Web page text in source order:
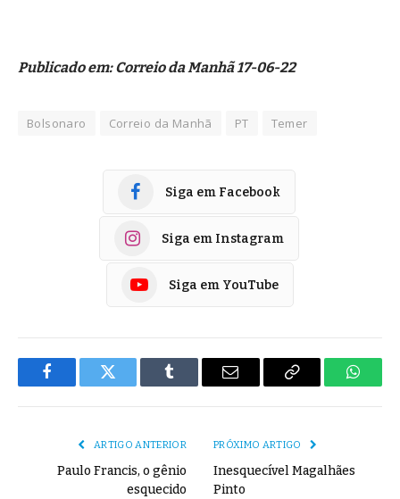
Publicado em: Correio da Manhã 17-06-22
Bolsonaro Correio da Manhã PT Temer
Siga em Facebook
Siga em Instagram
Siga em YouTube
FacebookTwitter Tumblr
E-
Copiar
ARTIGO ANTERIOR
Paulo Francis, o gênio
esquecido
PRÓXIMO ARTIGO
Inesquecível Magalhães
Pinto